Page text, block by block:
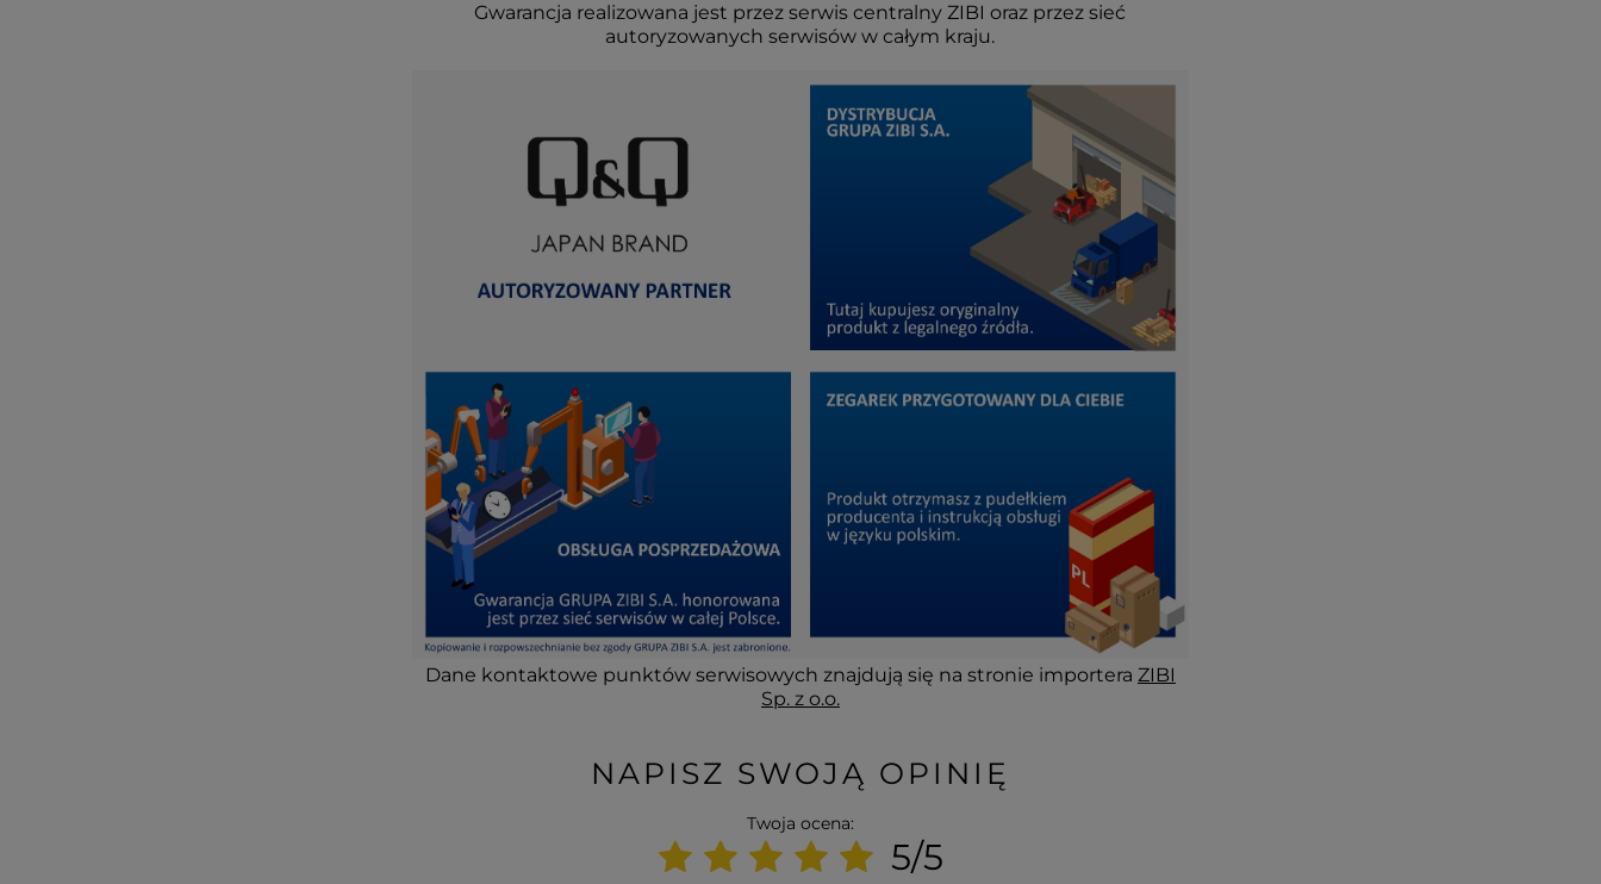
Gwarancja realizowana jest przez serwis centralny ZIBI oraz przez sieć
autoryzowanych serwisów w całym kraju.
Dane kontaktowe punktów serwisowych znajdują się na stronie importera ZIBI
Sp. z o.o.
NAPISZ SWOJĄ OPINIĘ
Twoja ocena:
5/5